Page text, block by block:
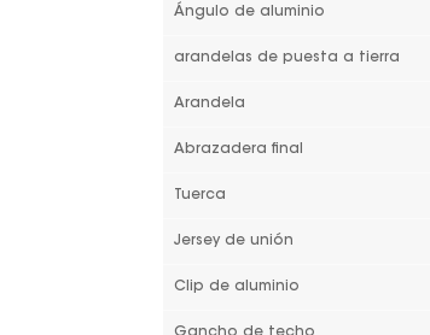
Ángulo de aluminio
arandelas de puesta a tierra
Arandela
Abrazadera final
Tuerca
Jersey de unión
Clip de aluminio